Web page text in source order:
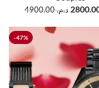
د.م.4900.00
-47%